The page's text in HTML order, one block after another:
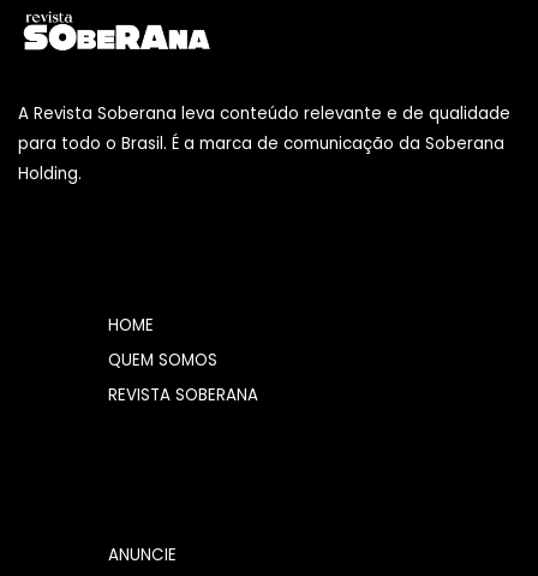
A Revista Soberana leva conteúdo relevante e de qualidade
para todo o Brasil. É a marca de comunicação da Soberana
Holding.
HOME
QUEM SOMOS
REVISTA SOBERANA
ANUNCIE